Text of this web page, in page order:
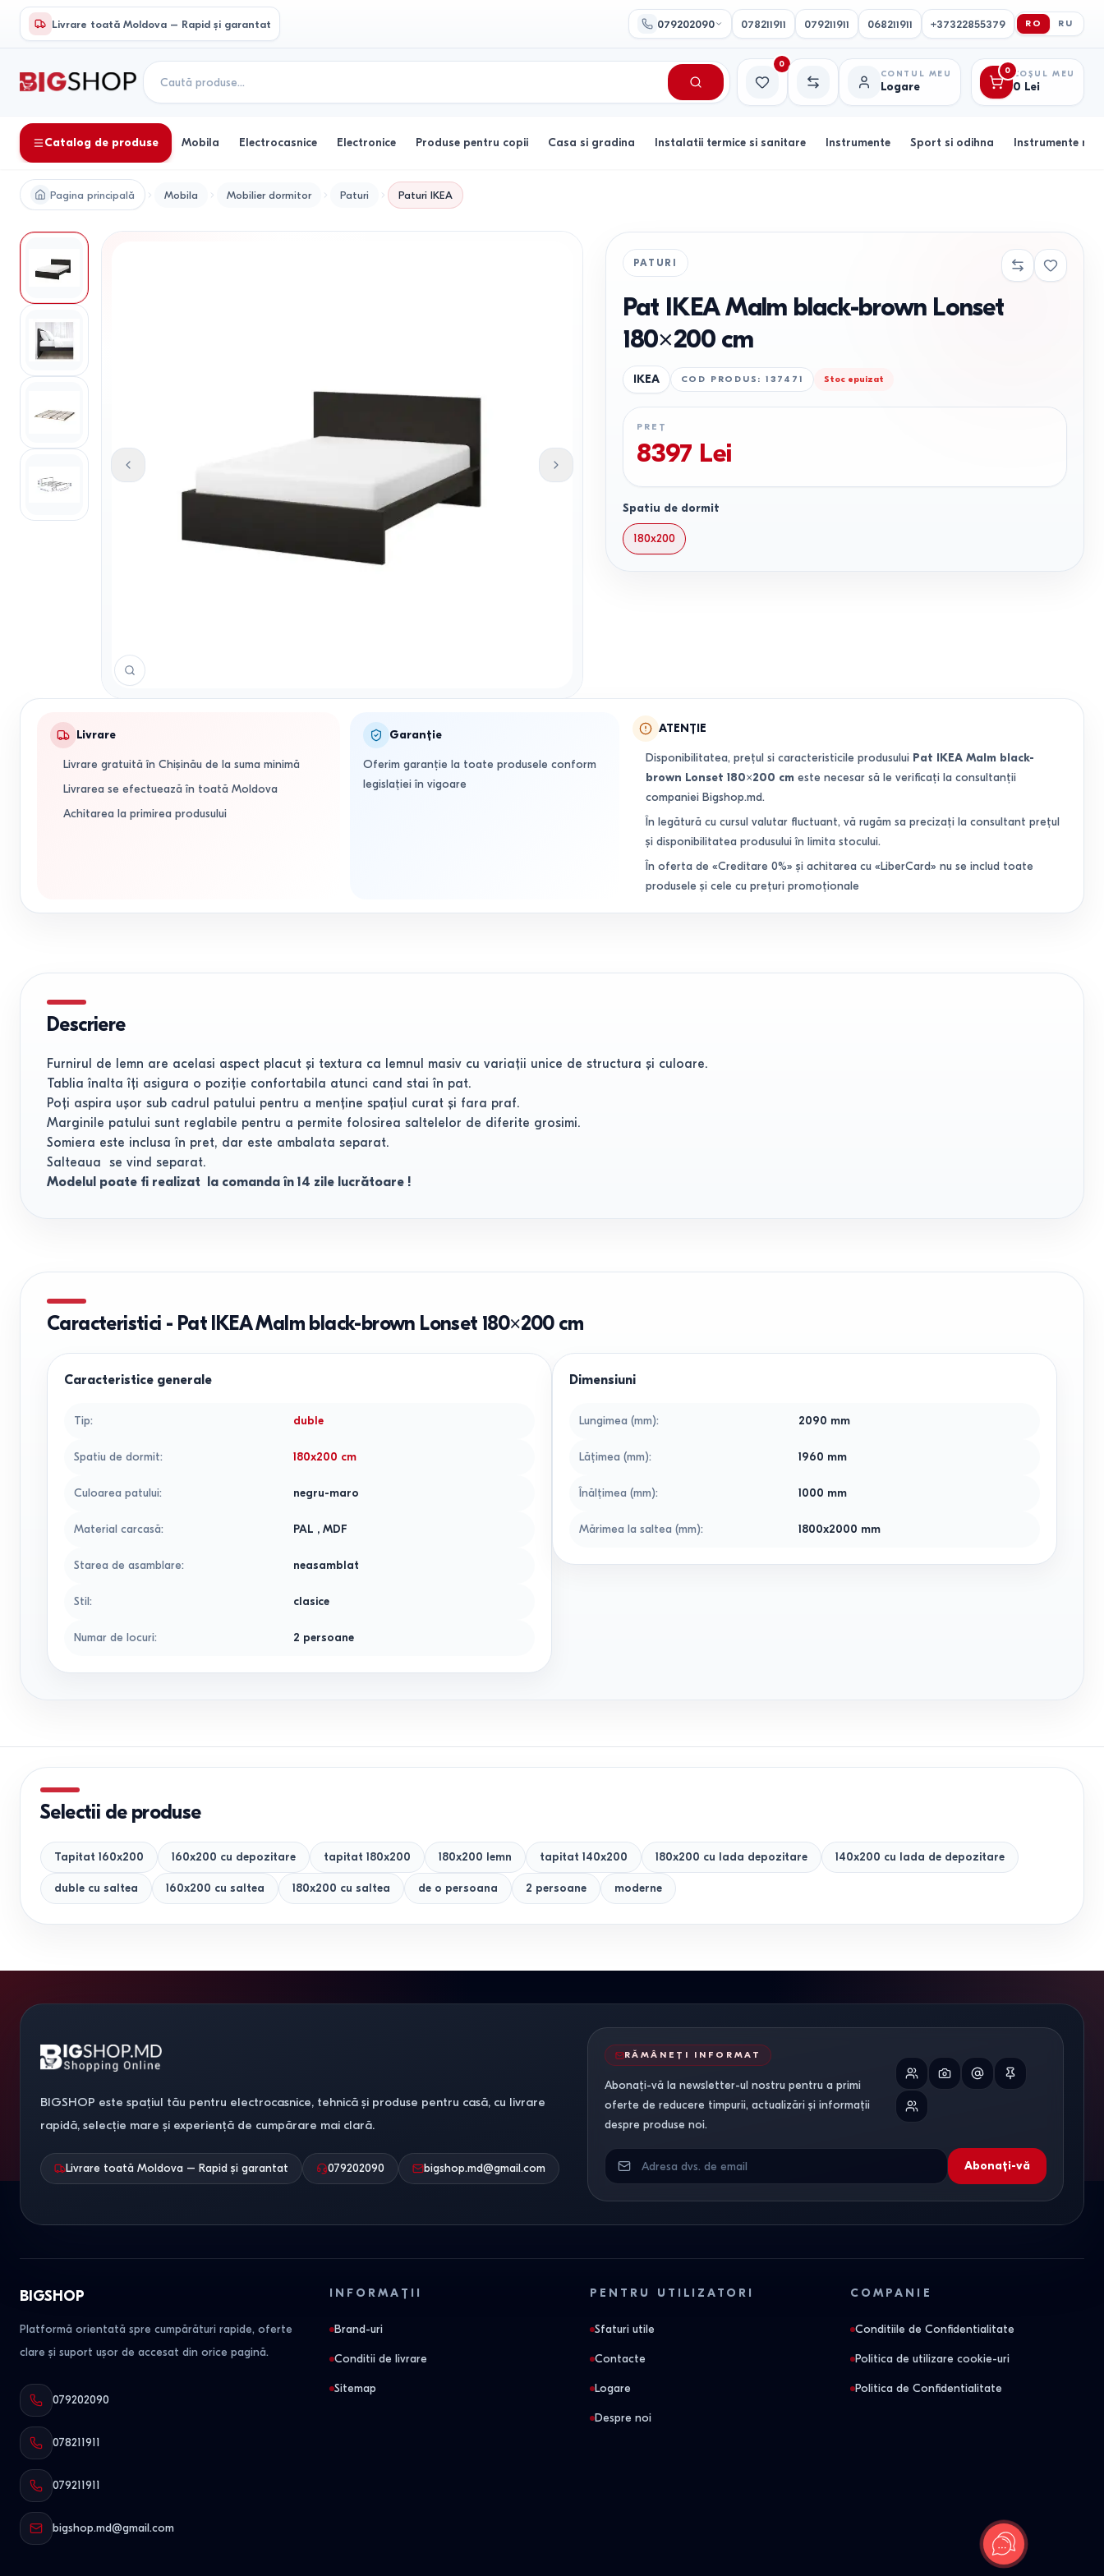
Livrare toată Moldova – Rapid și garantat 079202090 078211911 079211911 068211911 +37322855379 RO RU
Favorite
0
Comparație
CONTUL MEU
Logare
0 COȘUL MEU
0 Lei
Catalog de produse Mobila Electrocasnice Electronice Produse pentru copii Casa si gradina Instalatii termice si sanitare Instrumente Sport si odihna Instrumente
Pagina principală Mobila Mobilier dormitor Paturi Paturi IKEA
PATURI
Pat IKEA Malm black-brown Lonset
180×200 cm
IKEA COD PRODUS : 137471 Stoc epuizat
PREȚ
8397 Lei
Spatiu de dormit
180x200
Livrare
Livrare gratuită în Chișinău de la suma minimă
Livrarea se efectuează în toată Moldova
Achitarea la primirea produsului
Garanție
Oferim garanție la toate produsele conform
legislației în vigoare
ATENȚIE
Disponibilitatea, prețul si caracteristicile produsului Pat IKEA Malm black-
brown Lonset 180×200 cm este necesar să le verificați la consultanții
companiei Bigshop.md.
În legătură cu cursul valutar fluctuant, vă rugăm sa precizați la consultant prețul
și disponibilitatea produsului în limita stocului.
În oferta de «Creditare 0%» și achitarea cu «LiberCard» nu se includ toate
produsele și cele cu prețuri promoționale
Descriere
Furnirul de lemn are acelasi aspect placut și textura ca lemnul masiv cu variații unice de structura și culoare.
Tablia înalta îți asigura o poziție confortabila atunci cand stai în pat.
Poți aspira ușor sub cadrul patului pentru a menține spațiul curat și fara praf.
Marginile patului sunt reglabile pentru a permite folosirea saltelelor de diferite grosimi.
Somiera este inclusa în pret, dar este ambalata separat.
Salteaua se vind separat.
Modelul poate fi realizat la comanda în 14 zile lucrătoare !
Caracteristici - Pat IKEA Malm black-brown Lonset 180×200 cm
Caracteristice generale
Tip: duble
Spatiu de dormit: 180x200 cm
Culoarea patului: negru-maro
Material carcasă: PAL ,MDF
Starea de asamblare: neasamblat
Stil: clasice
Numar de locuri: 2 persoane
Dimensiuni
Lungimea (mm): 2090 mm
Lățimea (mm): 1960 mm
Înălțimea (mm): 1000 mm
Mărimea la saltea (mm): 1800x2000 mm
Selectii de produse
Tapitat 160x200 160x200 cu depozitare tapitat 180x200 180x200 lemn tapitat 140x200 180x200 cu lada depozitare 140x200 cu lada de depozitare
duble cu saltea 160x200 cu saltea 180x200 cu saltea de o persoana 2 persoane moderne
BIGSHOP este spațiul tău pentru electrocasnice, tehnică și produse pentru casă, cu livrare
rapidă, selecție mare și experiență de cumpărare mai clară.
Livrare toată Moldova – Rapid și garantat 079202090 bigshop.md@gmail.com
RĂMÂNEȚI INFORMAT
Abonați-vă la newsletter-ul nostru pentru a primi
oferte de reducere timpurii, actualizări și informații
despre produse noi.
Abonați-vă
BIGSHOP
Platformă orientată spre cumpărături rapide, oferte
clare și suport ușor de accesat din orice pagină.
079202090
078211911
079211911
bigshop.md@gmail.com
INFORMAȚII
Brand-uri
Conditii de livrare
Sitemap
PENTRU UTILIZATORI
Sfaturi utile
Contacte
Logare
Despre noi
COMPANIE
Conditiile de Confidentialitate
Politica de utilizare cookie-uri
Politica de Confidentialitate